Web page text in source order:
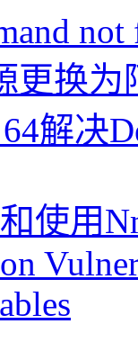
not
更换
解决
使用